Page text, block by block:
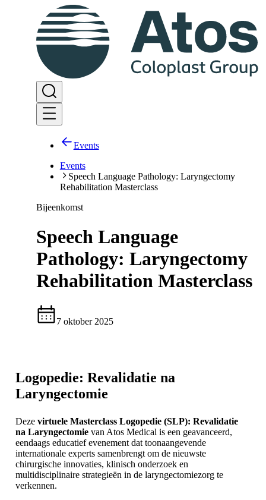
Events
Events
Speech Language Pathology: Laryngectomy
Rehabilitation Masterclass
Bijeenkomst
Speech Language
Pathology: Laryngectomy
Rehabilitation Masterclass
7 oktober 2025
Logopedie:Revalidatie na
Laryngectomie
Deze virtuele Masterclass Logopedie (SLP): Revalidatie
na Laryngectomie van Atos Medical is een geavanceerd,
eendaags educatief evenement dat toonaangevende
internationale experts samenbrengt om de nieuwste
chirurgische innovaties, klinisch onderzoek en
multidisciplinaire strategieën in de laryngectomiezorg te
verkennen.